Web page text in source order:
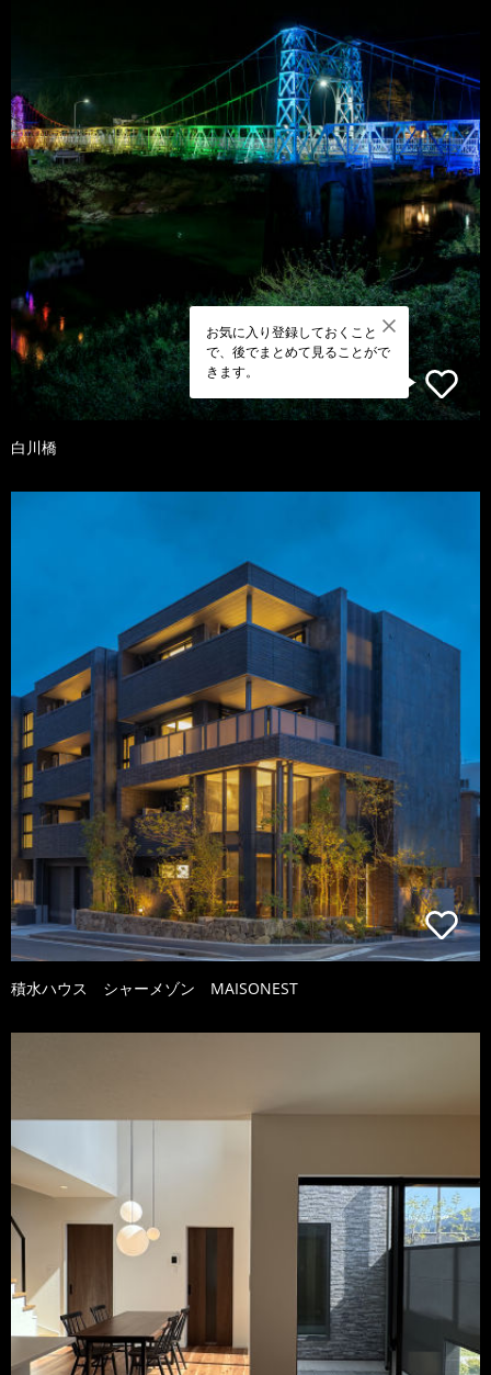
お気に入り登録しておくこと
で、後でまとめて見ることがで
きます。
白川橋
積水ハウス シャーメゾン MAISONEST